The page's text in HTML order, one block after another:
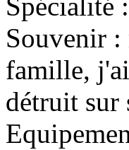
Spécialité
Souvenir :
famille,
détruit sur